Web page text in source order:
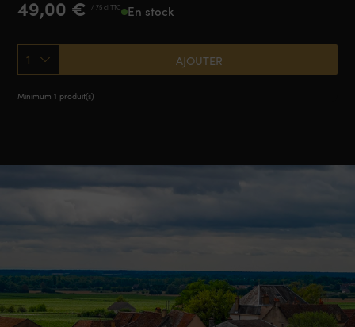
49,00 € / 75 cl TTC En stock
1 AJOUTER
Minimum 1 produit(s)